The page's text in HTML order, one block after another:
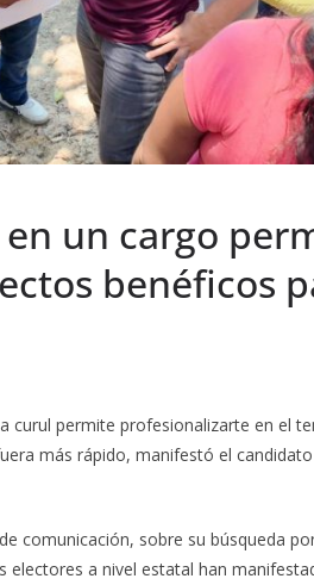
un cargo
benéficos
curul permite profesionalizarte en el
más rápido, manifestó el
comunicación, sobre su búsqueda
a nivel estatal han